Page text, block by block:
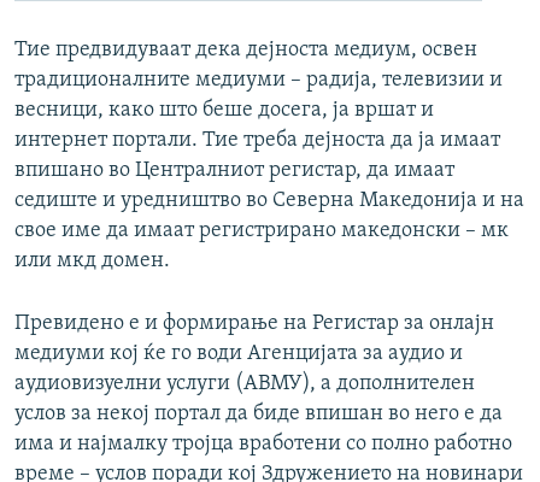
Тие предвидуваат дека дејноста медиум, освен
традиционалните медиуми – радија, телевизии и
весници, како што беше досега, ја вршат и
интернет портали. Тие треба дејноста да ја имаат
впишано во Централниот регистар, да имаат
седиште и уредништво во Северна Македонија и на
свое име да имаат регистрирано македонски – мк
или мкд домен.
Превидено е и формирање на Регистар за онлајн
медиуми кој ќе го води Агенцијата за аудио и
аудиовизуелни услуги (АВМУ), а дополнителен
услов за некој портал да биде впишан во него е да
има и најмалку тројца вработени со полно работно
време – услов поради кој Здружението на новинари